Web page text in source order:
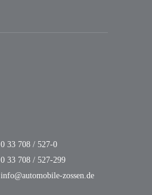
0 33 708 / 527-0
0 33 708 / 527-299
info@automobile-zossen.de